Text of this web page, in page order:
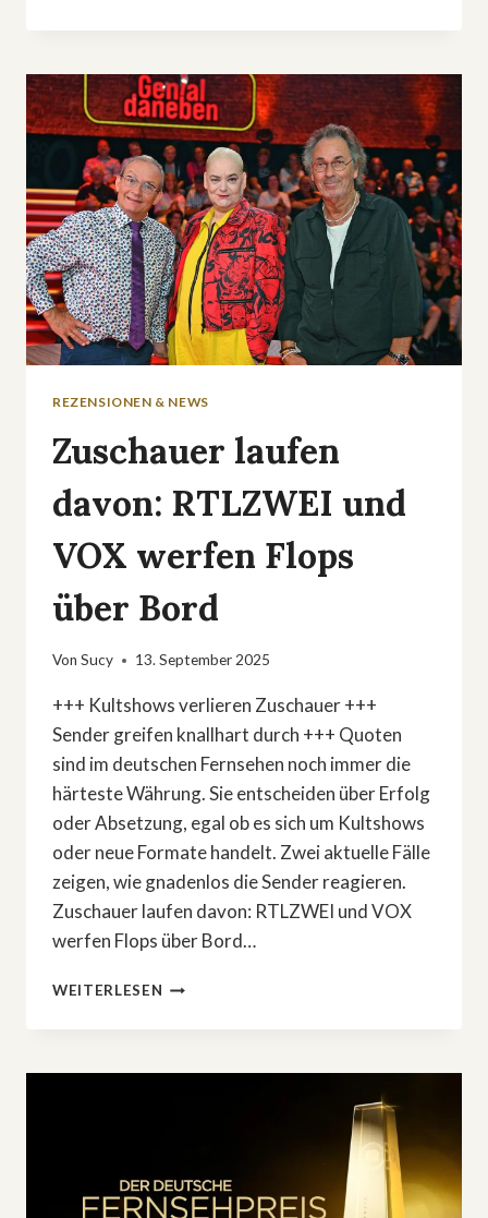
SHOW
NACH
UMSTRITTENEN
ÄUSSERUNGEN Ü
BER C
HARLIE K
IRK A
BGESETZT
REZENSIONEN & NEWS
Zuschauer laufen
davon: RTLZWEI und
VOX werfen Flops
über Bord
Von Sucy 13. September 2025
+++ Kultshows verlieren Zuschauer +++
Sender greifen knallhart durch +++ Quoten
sind im deutschen Fernsehen noch immer die
härteste Währung. Sie entscheiden über Erfolg
oder Absetzung, egal ob es sich um Kultshows
oder neue Formate handelt. Zwei aktuelle Fälle
zeigen, wie gnadenlos die Sender reagieren.
Zuschauer laufen davon: RTLZWEI und VOX
werfen Flops über Bord…
WEITERLESEN ZUSCHAUER
DAVON:
UND
BORD